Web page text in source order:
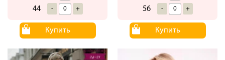
44 - +
Купить
56 - +
Купить